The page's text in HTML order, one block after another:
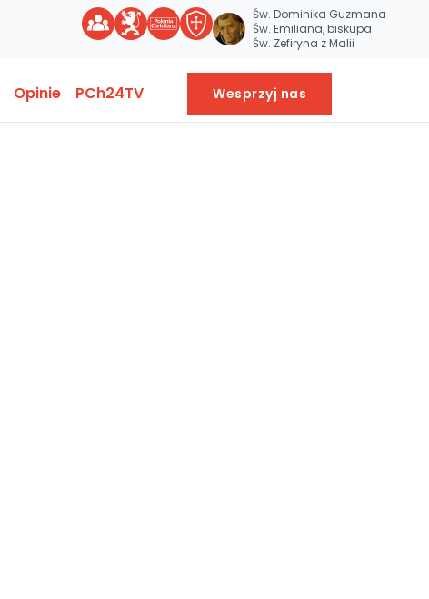
Św. Dominika Guzmana
Św. Emiliana, biskupa
Św. Zefiryna z Malii
Opinie PCh24TV Wesprzyj nas